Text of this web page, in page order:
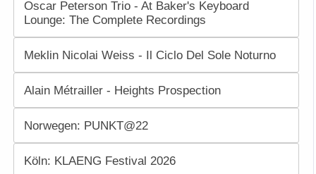
Oscar Peterson Trio - At Baker's Keyboard
Lounge: The Complete Recordings
Meklin Nicolai Weiss - Il Ciclo Del Sole Noturno
Alain Métrailler - Heights Prospection
Norwegen: PUNKT@22
Köln: KLAENG Festival 2026